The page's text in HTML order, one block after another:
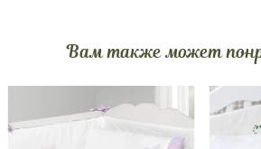
Вам также может